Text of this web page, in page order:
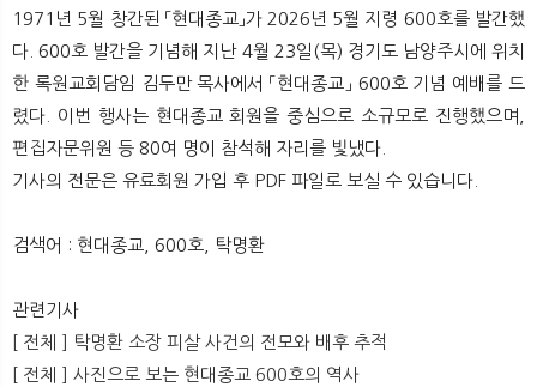
1971년 5월 창간된 「현대종교」가 2026년 5월 지령 600호를 발간했
다. 600호 발간을 기념해 지난 4월 23일(목) 경기도 남양주시에 위치
한 록원교회담임 김두만 목사에서 「현대종교」 600호 기념 예배를 드
렸다. 이번 행사는 현대종교 회원을 중심으로 소규모로 진행했으며,
편집자문위원 등 80여 명이 참석해 자리를 빛냈다.
기사의 전문은 유료회원 가입 후 PDF 파일로 보실 수 있습니다.
검색어 : 현대종교, 600호, 탁명환
관련기사
[ 전체 ] 탁명환 소장 피살 사건의 전모와 배후 추적
[ 전체 ] 사진으로 보는 현대종교 600호의 역사